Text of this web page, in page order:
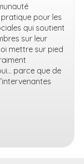
pour les
qui soutient
sur leur
mettre sur pied
parce que de